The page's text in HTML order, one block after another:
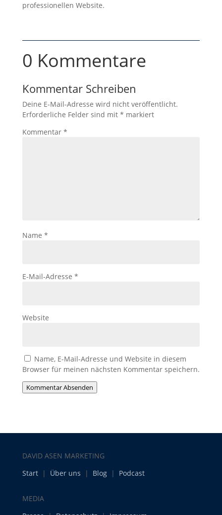
professionellen Website.
0 Kommentare
Kommentar Schreiben
Deine E-Mail-Adresse wird nicht veröffentlicht.
Erforderliche Felder sind mit * markiert
Kommentar *
Name *
E-Mail-Adresse *
Website
Name, E-Mail-Adresse und Website in diesem
Browser für meinen nächsten Kommentar speichern.
Kommentar Absenden
DAVID ASEN MARKETING
Start| Über uns | Blog| Podcast
MEDIA